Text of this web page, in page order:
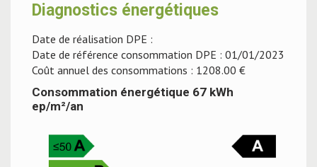
Diagnostics énergétiques
Date de réalisation DPE :
Date de référence consommation DPE : 01/01/2023
Coût annuel des consommations : 1208.00 €
Consommation énergétique 67 kWh
ep/m²/an